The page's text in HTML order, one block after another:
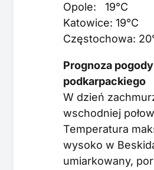
Opole: 19°C
Katowice: 19°C
Częstochowa:
Prognoza
podkarpackiego
W dzień
wschodniej
Temperatura
wysoko w
umiarkowany,